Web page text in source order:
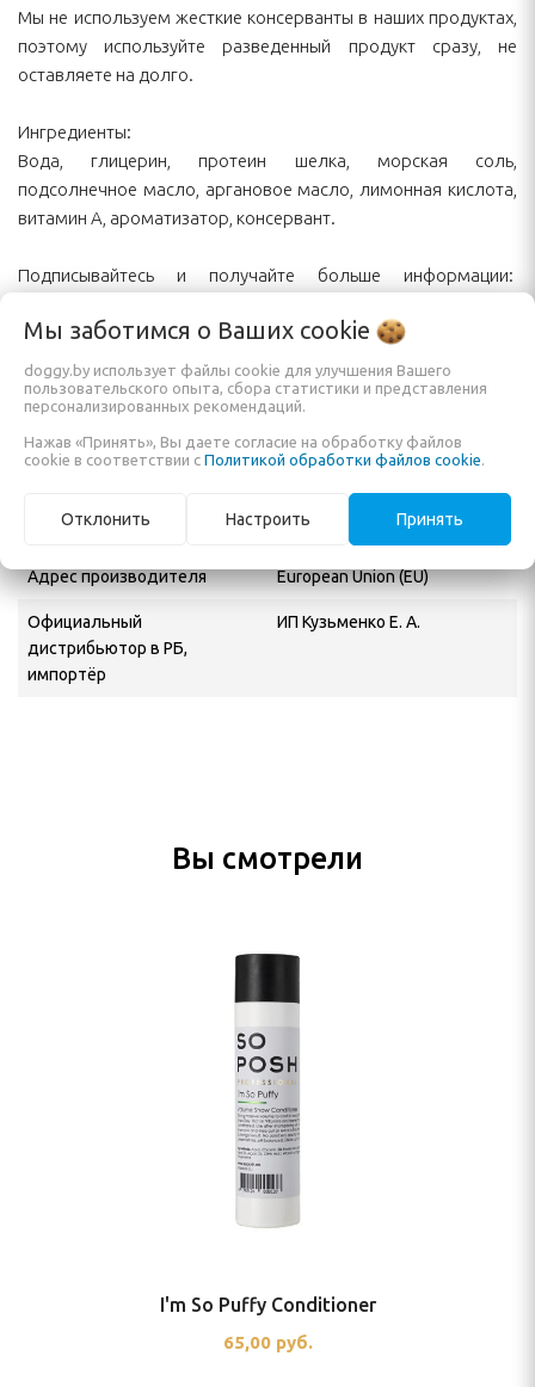
Мы не используем жесткие консерванты в наших продуктах,
поэтому используйте разведенный продукт сразу, не
оставляете на долго.
Ингредиенты:
Вода, глицерин, протеин шелка, морская соль,
подсолнечное масло, аргановое масло, лимонная кислота,
витамин А, ароматизатор, консервант.
Подписывайтесь и получайте больше информации:
Характеристики
Объем 250 мл
Производитель So Posh
Адрес производителя European Union (EU)
Официальный
дистрибьютор в РБ,
импортёр
ИП Кузьменко Е. А.
Вы смотрели
I'm So Puffy Conditioner
65,00 руб.
Мы заботимся о Ваших cookie
doggy.by использует файлы cookie для улучшения Вашего
пользовательского опыта, сбора статистики и представления
персонализированных рекомендаций.
Нажав «Принять», Вы даете согласие на обработку файлов
cookie в соответствии с Политикой обработки файлов cookie
Отклонить Настроить Принять